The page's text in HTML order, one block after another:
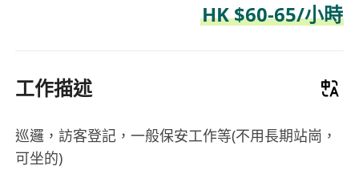
HK $60-65/小時
工作描述
巡邏，訪客登記，一般保安工作等(不用長期站崗，
可坐的)